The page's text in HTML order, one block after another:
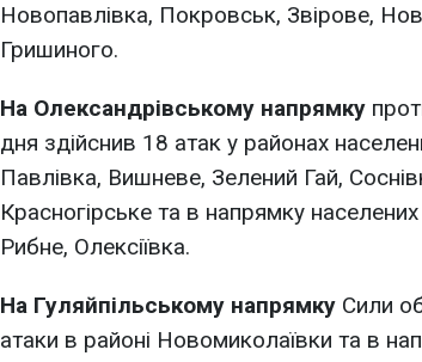
Новопавлівка, Покровськ, Звірове,
Гришиного.
На Олександрівському напрямку
дня здійснив 18 атак у районах
Павлівка, Вишневе, Зелений Гай,
Красногірське та в напрямку населених
Рибне, Олексіївка.
На Гуляйпільському напрямку Сили
атаки в районі Новомиколаївки та в